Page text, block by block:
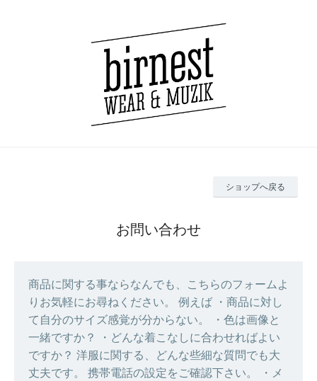
ショップへ戻る
お問い合わせ
商品に関する事ならなんでも、こちらのフォームよ
りお気軽にお尋ねください。 例えば ・商品に対し
て自分のサイズ感覚が分からない。 ・色は画像と
一緒ですか？ ・どんな着こなしに合わせればよい
ですか？ 洋服に関する、どんな些細な質問でも大
丈夫です。 携帯電話の設定をご確認下さい。 ・メ